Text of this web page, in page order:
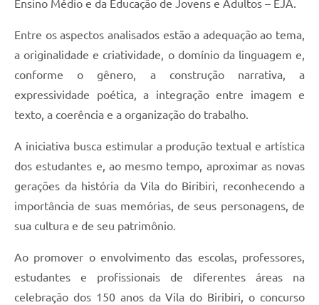
Ensino Médio e da Educação de Jovens e Adultos – EJA.
Entre os aspectos analisados estão a adequação ao tema,
a originalidade e criatividade, o domínio da linguagem e,
conforme o gênero, a construção narrativa, a
expressividade poética, a integração entre imagem e
texto, a coerência e a organização do trabalho.
A iniciativa busca estimular a produção textual e artística
dos estudantes e, ao mesmo tempo, aproximar as novas
gerações da história da Vila do Biribiri, reconhecendo a
importância de suas memórias, de seus personagens, de
sua cultura e de seu patrimônio.
Ao promover o envolvimento das escolas, professores,
estudantes e profissionais de diferentes áreas na
celebração dos 150 anos da Vila do Biribiri, o concurso